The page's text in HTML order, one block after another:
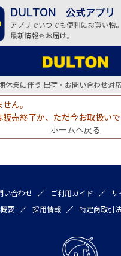
休業に伴う 出荷・お問い合わせ対
ん。
売終了か、ただ今お取扱いで
ホームへ戻る
い合わせ ご利用ガイド
サ
要
採用情報 特定商取引